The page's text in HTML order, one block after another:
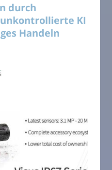
durch
KI
Handeln